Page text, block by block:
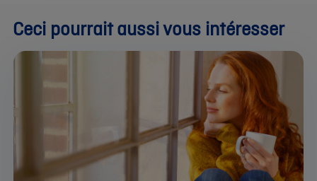
Ceci pourrait aussi vous intéresser